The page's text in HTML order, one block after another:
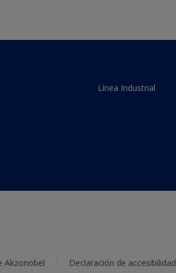
Línea Industrial
Akzonobel Declaración de accesibilidad